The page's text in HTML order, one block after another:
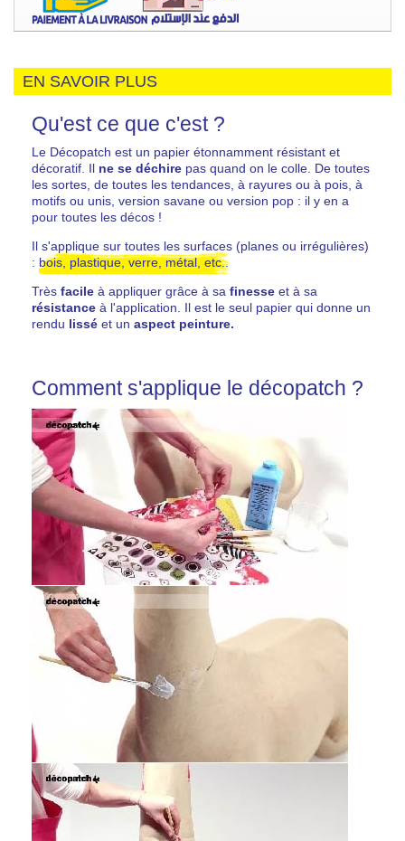
EN SAVOIR PLUS
Qu'est ce que c'est ?
Le Décopatch est un papier étonnamment résistant et
décoratif. Il ne se déchire pas quand on le colle. De toutes
les sortes, de toutes les tendances, à rayures ou à pois, à
motifs ou unis, version savane ou version pop : il y en a
pour toutes les décos !
Il s'applique sur toutes les surfaces (planes ou irrégulières)
: bois, plastique, verre, métal, etc..
Très facile à appliquer grâce à sa finesse et à sa
résistance à l'application. Il est le seul papier qui donne un
rendu lissé et un aspect peinture.
Comment s'applique le décopatch ?